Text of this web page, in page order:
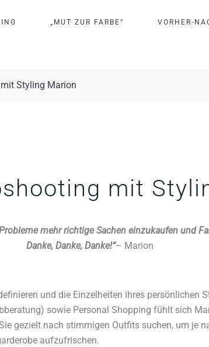
N G „ M U T ZU R FA R B E“ VO R H E R- N A
Styling Marion
mit
mehr richtige Sachen einzukaufen und
Danke, Danke, Danke!“– Marion
und die Einzelheiten ihres persönlichen
sowie Personal Shopping fühlt sich
gezielt nach stimmigen Outfits suchen, um je
aufzufrischen.